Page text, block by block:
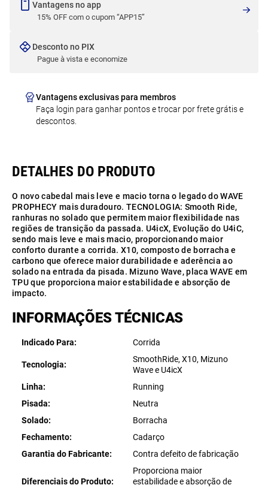
Vantagens no app
15% OFF com o cupom “APP15”
Desconto no PIX
Pague à vista e economize
Vantagens exclusivas para membros
Faça login para ganhar pontos e trocar por frete grátis e
descontos.
O novo cabedal mais leve e macio torna o legado do WAVE
PROPHECY mais duradouro. TECNOLOGIA: Smooth Ride,
ranhuras no solado que permitem maior flexibilidade nas
regiões de transição da passada. U4icX, Evolução do U4iC,
sendo mais leve e mais macio, proporcionando maior
conforto durante a corrida. X10, composto de borracha e
carbono que oferece maior durabilidade e aderência ao
solado na entrada da pisada. Mizuno Wave, placa WAVE em
TPU que proporciona maior estabilidade e absorção de
impacto.
INFORMAÇÕES TÉCNICAS
Indicado Para Corrida
Tecnologia
SmoothRide, X10, Mizuno
Wave e U4icX
Linha
Running
Pisada
Neutra
Solado
Borracha
Fechamento
Cadarço
Garantia do Fabricante
Contra defeito de fabricação
Diferenciais do Produto
Proporciona maior
estabilidade e absorção de